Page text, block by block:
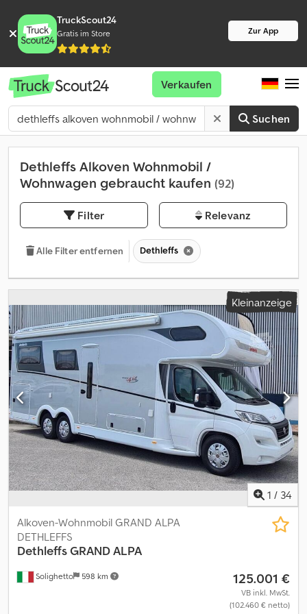
TruckScout24
Gratis im Store Zur App
Suchen
Verkaufen
Dethleffs Alkoven Wohnmobil /
Wohnwagen gebraucht kaufen (92)
Filter Relevanz
Alle Filter entfernen Dethleffs
Kleinanzeige
1 / 34
Solighetto 598 km
Alkoven-Wohnmobil GRAND ALPA
DETHLEFFS
DethleffsGRAND ALPA
125.001 €
VB inkl. MwSt.
(102.460 € netto)